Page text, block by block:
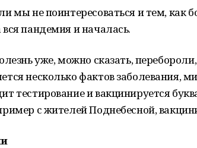
мы не поинтересоваться и тем, как
вся пандемия и началась.
уже, можно сказать,
несколько фактов заболевания,
тестирование и вакцинируется
с жителей Поднебесной,